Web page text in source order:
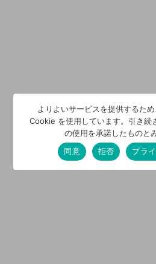
よりよいサービスを提供するた
Cookie を使用しています。引き続
の使用を承諾したものと
同意
拒否 プラ